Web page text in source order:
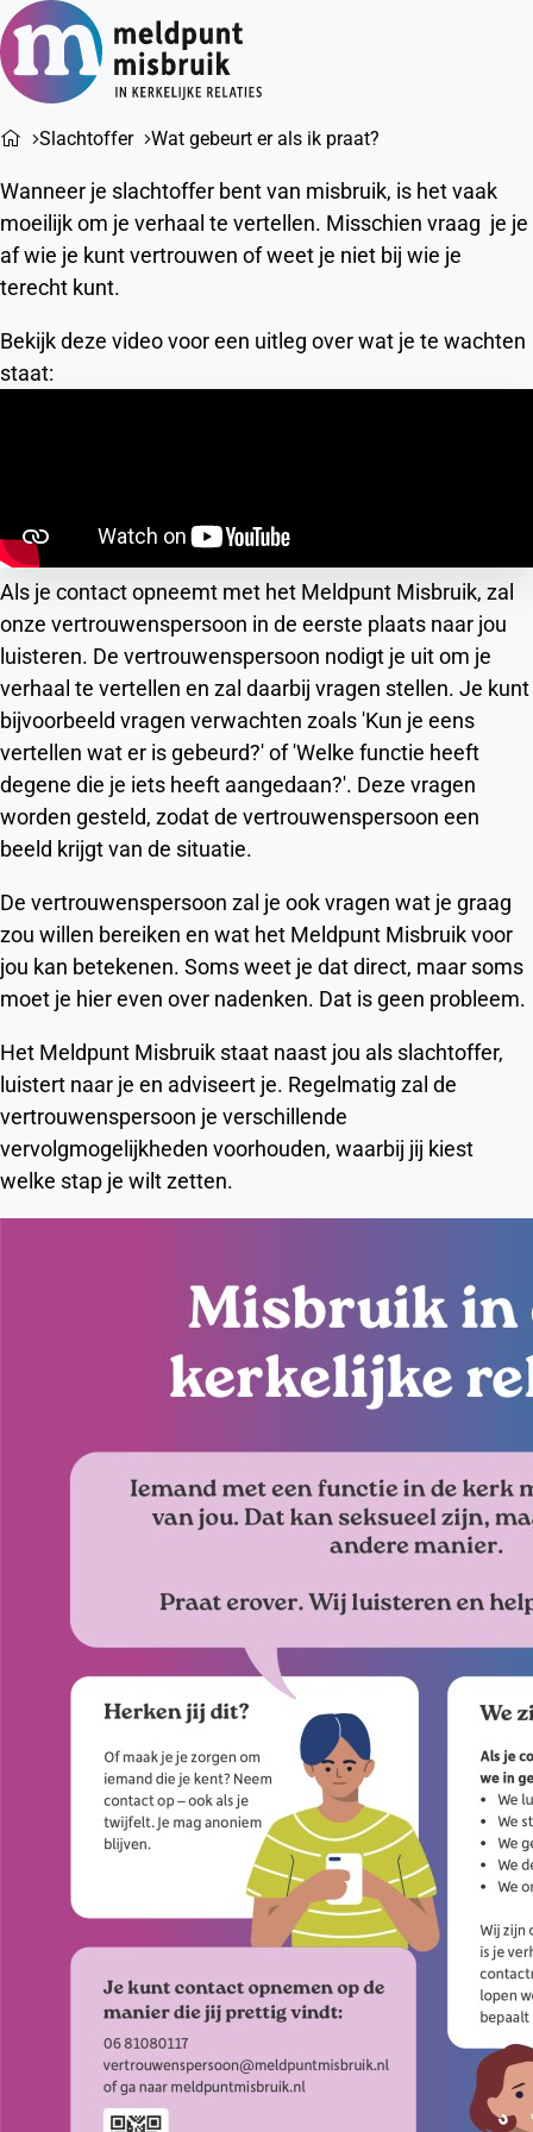
Slachtoffer Wat gebeurt er als ik praat?
Wanneer je slachtoffer bent van misbruik, is het vaak
moeilijk om je verhaal te vertellen. Misschien vraag je je
af wie je kunt vertrouwen of weet je niet bij wie je
terecht kunt.
Bekijk deze video voor een uitleg over wat je te wachten
staat:
Als je contact opneemt met het Meldpunt Misbruik, zal
onze vertrouwenspersoon in de eerste plaats naar jou
luisteren. De vertrouwenspersoon nodigt je uit om je
verhaal te vertellen en zal daarbij vragen stellen. Je kunt
bijvoorbeeld vragen verwachten zoals 'Kun je eens
vertellen wat er is gebeurd?' of 'Welke functie heeft
degene die je iets heeft aangedaan?'. Deze vragen
worden gesteld, zodat de vertrouwenspersoon een
beeld krijgt van de situatie.
De vertrouwenspersoon zal je ook vragen wat je graag
zou willen bereiken en wat het Meldpunt Misbruik voor
jou kan betekenen. Soms weet je dat direct, maar soms
moet je hier even over nadenken. Dat is geen probleem.
Het Meldpunt Misbruik staat naast jou als slachtoffer,
luistert naar je en adviseert je. Regelmatig zal de
vertrouwenspersoon je verschillende
vervolgmogelijkheden voorhouden, waarbij jij kiest
welke stap je wilt zetten.